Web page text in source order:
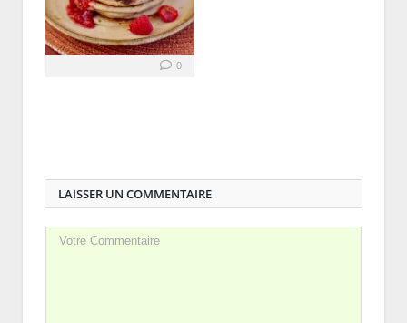
0
LAISSER UN COMMENTAIRE